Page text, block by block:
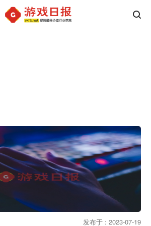
发布于 : 2023-07-19